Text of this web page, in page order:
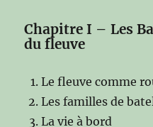
Chapitre I – Les
du fleuve
Le fleuve comme
Les familles de
La vie à bord